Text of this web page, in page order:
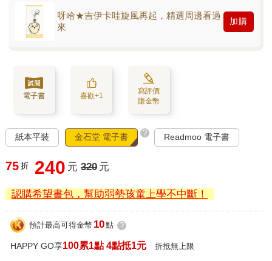
呀哈★吉伊卡哇旋風再起，精選周邊看過
來
加購
電子書 喜歡+1
寫評價
賺金幣
紙本平裝 金石堂 電子書 ? Readmoo 電子書
75 折 240 元 320 元
認購希望書包，幫助弱勢孩童上學不中斷！
預計最高可得金幣 10點 ?
HAPPY GO享100累1點 4點抵1元 折抵無上限